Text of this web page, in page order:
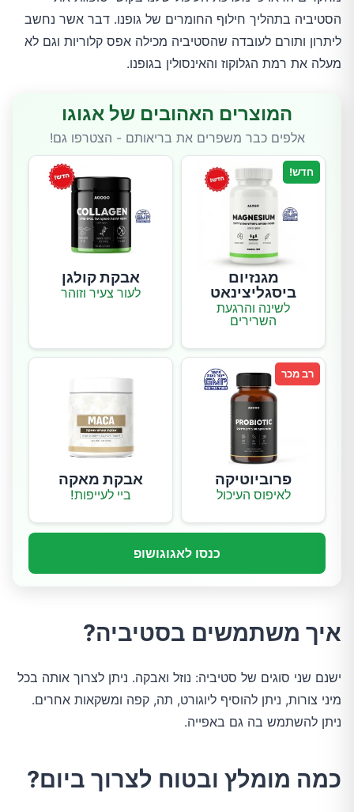
הסטיביה בתהליך חילוף החומרים של גופנו. דבר אשר נחשב
ליתרון ותורם לעובדה שהסטיביה מכילה אפס קלוריות וגם לא
מעלה את רמת הגלוקוז והאינסולין בגופנו.
המוצרים האהובים של אגוגו
אלפים כבר משפרים את בריאותם - הצטרפו גם!
חדש!
מגנזיום
ביסגליצינאט
לשינה והרגעת
השרירים
אבקת קולגן
לעור צעיר וזוהר
רב מכר
פרוביוטיקה
לאיפוס העיכול
אבקת מאקה
ביי לעייפות!
כנסו לאגוגושופ
איך משתמשים בסטיביה?
ישנם שני סוגים של סטיביה: נוזל ואבקה. ניתן לצרוך אותה בכל
מיני צורות, ניתן להוסיף ליוגורט, תה, קפה ומשקאות אחרים.
ניתן להשתמש בה גם באפייה.
כמה מומלץ ובטוח לצרוך ביום?